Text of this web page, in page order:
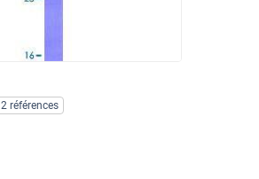
2 références